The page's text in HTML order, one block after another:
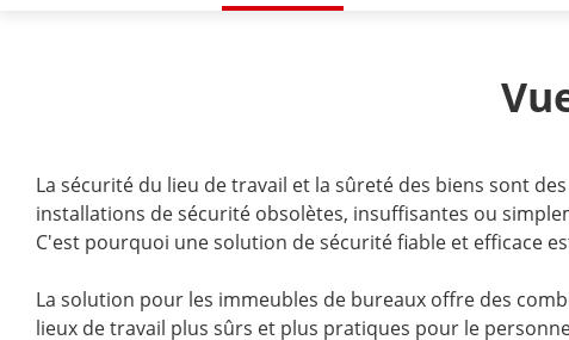
La sécurité du lieu de travail et la sûreté des biens sont
installations de sécurité obsolètes, insuffisantes ou
C'est pourquoi une solution de sécurité fiable et efficace
La solution pour les immeubles de bureaux offre des
lieux de travail plus sûrs et plus pratiques pour le